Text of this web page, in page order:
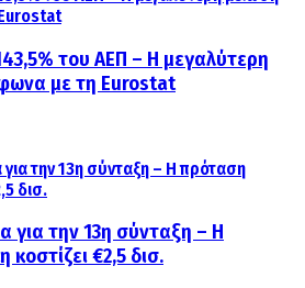
του ΑΕΠ – Η μεγαλύτερη
με τη Eurostat
για την 13η σύνταξη – Η
€2,5 δισ.